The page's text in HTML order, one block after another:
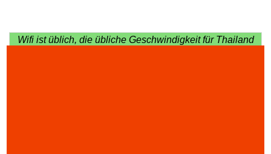
Wifi ist üblich, die übliche Geschwindigkeit für Thailand